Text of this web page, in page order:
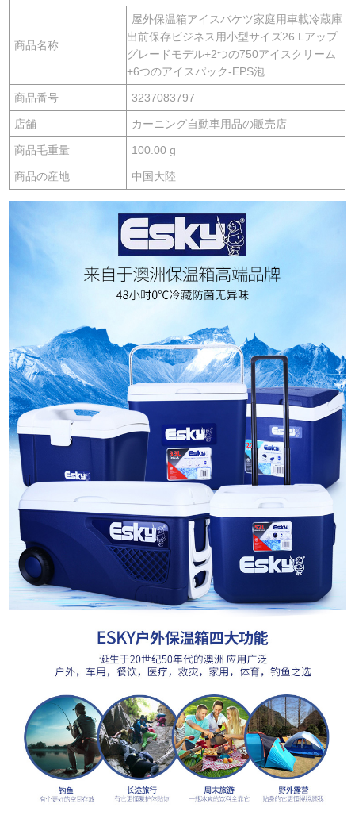
商品名称
屋外保温箱アイスバケツ家庭用車載冷蔵庫
出前保存ビジネス用小型サイズ26 Lアップ
グレードモデル+2つの750アイスクリーム
+6つのアイスパック-EPS泡
商品番号 3237083797
店舗 カーニング自動車用品の販売店
商品毛重量 100.00 g
商品の産地 中国大陸